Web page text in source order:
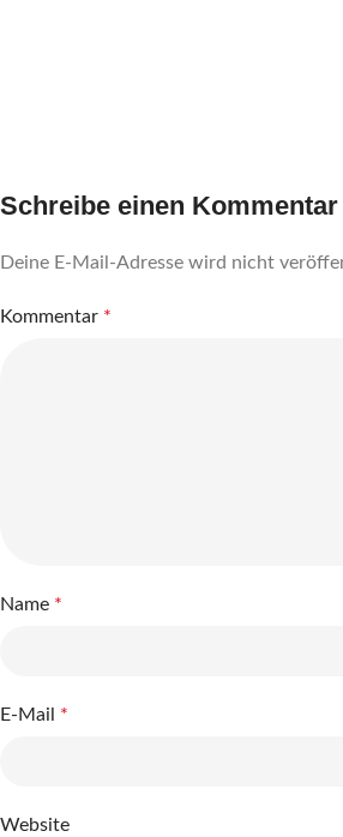
Schreibe einen Kommentar
Deine E-Mail-Adresse wird nicht
Kommentar *
Name *
E-Mail *
Website